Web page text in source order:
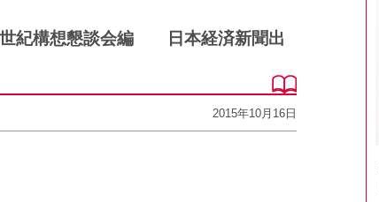
紀構想懇談会編 日本経済新聞出
2015年10月16日